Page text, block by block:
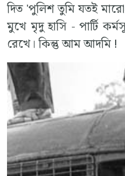
দিত 'পুলিশ তুমি যতই
মুখে মৃদু হাসি - পার্টি
রেখে। কিন্তু আম আদমি !